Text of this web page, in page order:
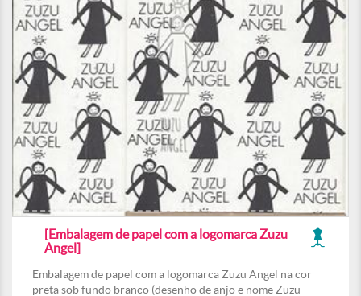
[Embalagem de papel com a logomarca Zuzu
Angel]
Embalagem de papel com a logomarca Zuzu Angel na cor
preta sob fundo branco (desenho de anjo e nome Zuzu